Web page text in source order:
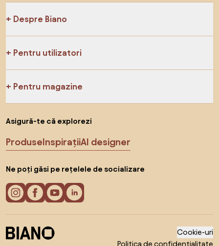
Despre Biano
Pentru utilizatori
Pentru magazine
Asigură-te că explorezi
ProduseInspirațiiAI designer
Ne poți găsi pe rețelele de socializare
Cookie-uri
Politica de confidențialitate